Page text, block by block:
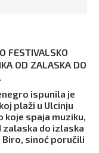
FESTIVALSKO
OD ZALASKA DO
ispunila je
plaži u Ulcinju
spaja muziku,
do izlaska
Biro, sinoć poručili